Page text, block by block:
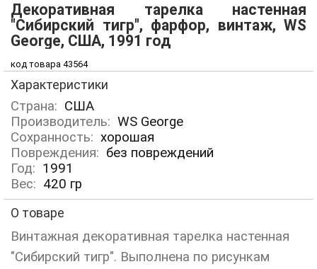
Декоративная тарелка настенная
"Сибирский тигр", фарфор, винтаж, WS
George, США, 1991 год
код товара 43564
Характеристики
Страна: США
Производитель: WS George
Сохранность: хорошая
Повреждения: без повреждений
Год: 1991
Вес: 420 гр
О товаре
Винтажная декоративная тарелка настенная
"Сибирский тигр". Выполнена по рисункам